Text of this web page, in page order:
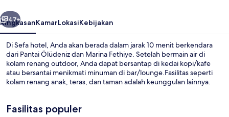
Berikutnya
47+
RingkasanKamarLokasiKebijakan
Di Sefa hotel, Anda akan berada dalam jarak 10 menit berkendara
dari Pantai Ölüdeniz dan Marina Fethiye. Setelah bermain air di
kolam renang outdoor, Anda dapat bersantap di kedai kopi/kafe
atau bersantai menikmati minuman di bar/lounge.Fasilitas seperti
kolam renang anak, teras, dan taman adalah keunggulan lainnya.
Fasilitas populer